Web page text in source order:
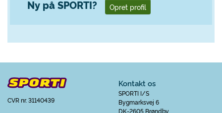
Ny på SPORTI? Opret profil
CVR nr. 31140439
Kontakt os
SPORTI I/S
Bygmarksvej 6
DK-2605 Brøndby